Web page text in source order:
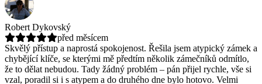
Robert Dykovský
před měsícem
Skvělý přístup a naprostá spokojenost. Řešila jsem atypický zámek a
chybějící klíče, se kterými mě předtím několik zámečníků odmítlo,
že to dělat nebudou. Tady žádný problém – pán přijel rychle, vše si
vzal, poradil si i s atypem a do druhého dne bylo hotovo. Velmi